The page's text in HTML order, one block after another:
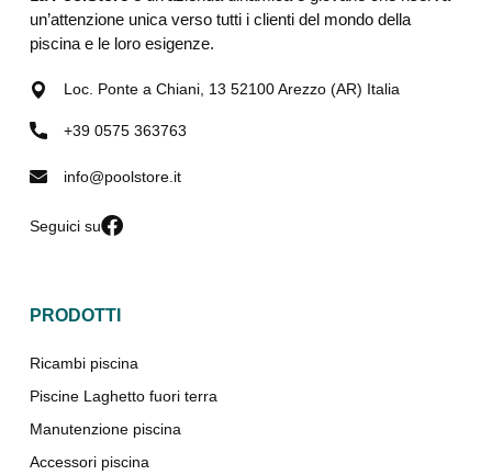
un’attenzione unica verso tutti i clienti del mondo della
piscina e le loro esigenze.
Loc. Ponte a Chiani, 13 52100 Arezzo (AR) Italia
+39 0575 363763
info@poolstore.it
Seguici su
PRODOTTI
Ricambi piscina
Piscine Laghetto fuori terra
Manutenzione piscina
Accessori piscina